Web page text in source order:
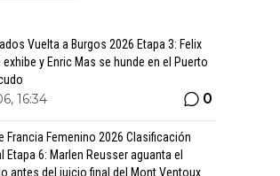
Vuelta a Burgos 2026 Etapa 3: Felix
exhibe y Enric Mas se hunde en el Puerto
16:34 0
Francia Femenino 2026 Clasificación
Etapa 6: Marlen Reusser aguanta el
antes del juicio final del Mont Ventoux